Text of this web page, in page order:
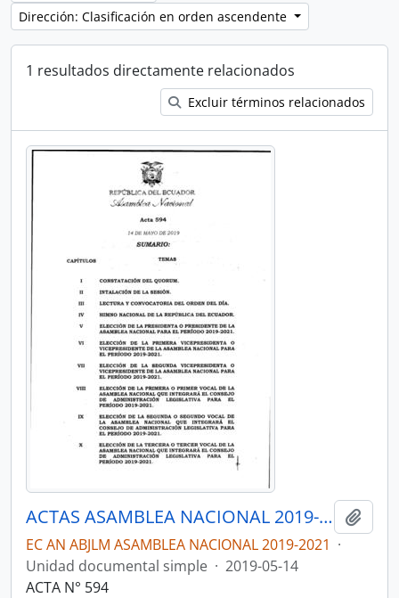
Dirección: Clasificación en orden ascendente
1 resultados directamente relacionados
Excluir términos relacionados
ACTAS ASAMBLEA NACIONAL 2019-2021
EC AN ABJLM ASAMBLEA NACIONAL 2019-2021 ·
Unidad documental simple · 2019-05-14
ACTA N° 594